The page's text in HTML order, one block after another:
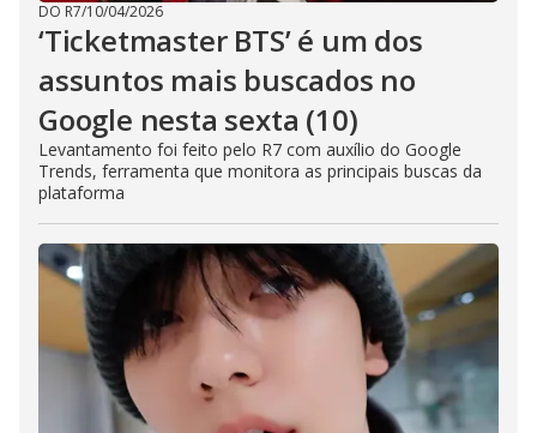
DO R7/10/04/2026
‘Ticketmaster BTS’ é um dos
assuntos mais buscados no
Google nesta sexta (10)
Levantamento foi feito pelo R7 com auxílio do Google
Trends, ferramenta que monitora as principais buscas da
plataforma